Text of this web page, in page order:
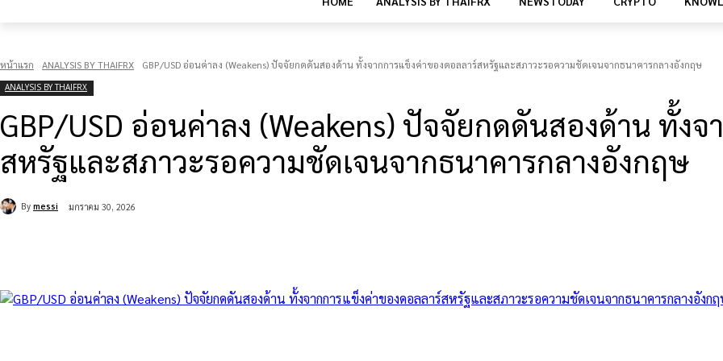
หน้าแรก ANALYSIS BY THAIFRX GBP/USD อ่อนค่าลง (Weakens) ปัจจัยกดดันสองด้าน ทั้งจากการแข็งค่าของดอลลาร์สหรัฐและสภาวะรอความชัดเจนจากธนาคารกลางอังกฤษ
ANALYSIS BY THAIFRX
GBP/USD อ่อนค่าลง (Weakens) ปัจจัยกดดันสองด้าน ทั้ง
สหรัฐและสภาวะรอความชัดเจนจากธนาคารกลางอังกฤษ
By messi มกราคม 30, 2026